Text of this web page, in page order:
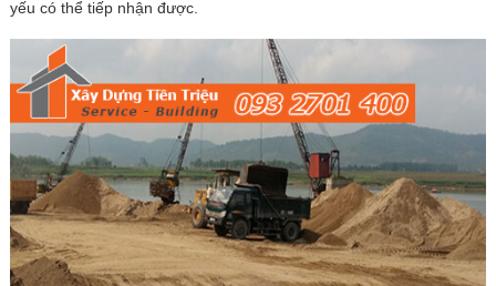
yếu có thể tiếp nhận được.